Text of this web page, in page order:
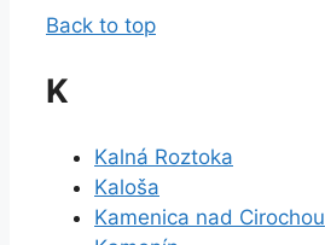
Back to top
K
Kalná Roztoka
Kaloša
Kamenica nad Cirochou